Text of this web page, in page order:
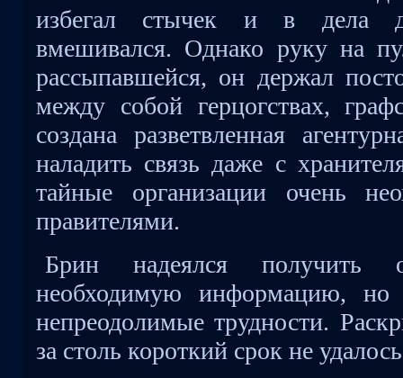
избегал стычек и в дела
вмешивался. Однако руку на
рассыпавшейся, он держал
между собой герцогствах,
создана разветвленная
наладить связь даже с
тайные организации очень
правителями.
Брин надеялся получить
необходимую информацию,
непреодолимые трудности.
за столь короткий срок не